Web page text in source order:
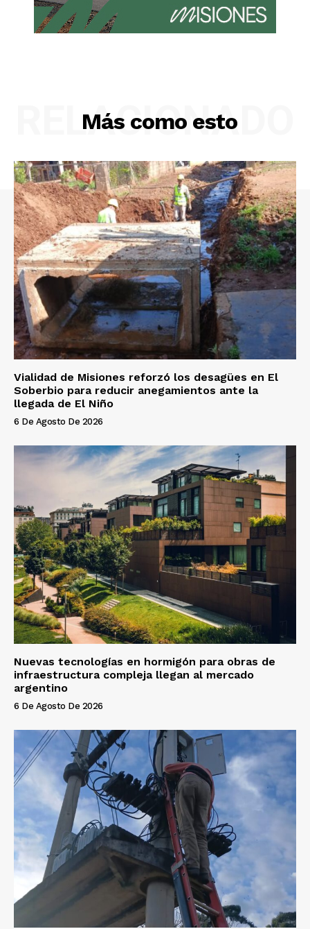
Más como esto
RELACIONADO
Vialidad de Misiones reforzó los desagües en El
Soberbio para reducir anegamientos ante la
llegada de El Niño
6 De Agosto De 2026
Nuevas tecnologías en hormigón para obras de
infraestructura compleja llegan al mercado
argentino
6 De Agosto De 2026